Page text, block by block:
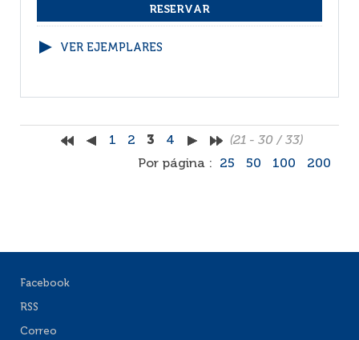
VER EJEMPLARES
1 2 3 4
(21 - 30 / 33)
Por página :
25 50 100 200
Facebook
RSS
Correo